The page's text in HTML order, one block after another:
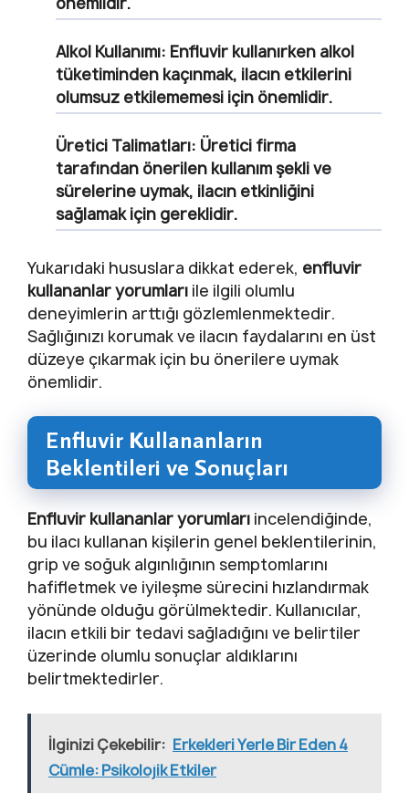
Alkol Kullanımı: Enfluvir kullanırken alkol
tüketiminden kaçınmak, ilacın etkilerini
olumsuz etkilememesi için önemlidir.
Üretici Talimatları: Üretici firma
tarafından önerilen kullanım şekli ve
sürelerine uymak, ilacın etkinliğini
sağlamak için gereklidir.
Yukarıdaki hususlara dikkat ederek, enfluvir
kullananlar yorumları ile ilgili olumlu
deneyimlerin arttığı gözlemlenmektedir.
Sağlığınızı korumak ve ilacın faydalarını en üst
düzeye çıkarmak için bu önerilere uymak
önemlidir.
Enfluvir Kullananların
Beklentileri ve Sonuçları
Enfluvir kullananlar yorumları incelendiğinde,
bu ilacı kullanan kişilerin genel beklentilerinin,
grip ve soğuk algınlığının semptomlarını
hafifletmek ve iyileşme sürecini hızlandırmak
yönünde olduğu görülmektedir. Kullanıcılar,
ilacın etkili bir tedavi sağladığını ve belirtiler
üzerinde olumlu sonuçlar aldıklarını
belirtmektedirler.
İlginizi Çekebilir: Erkekleri Yerle Bir Eden 4
Cümle: Psikolojik Etkiler